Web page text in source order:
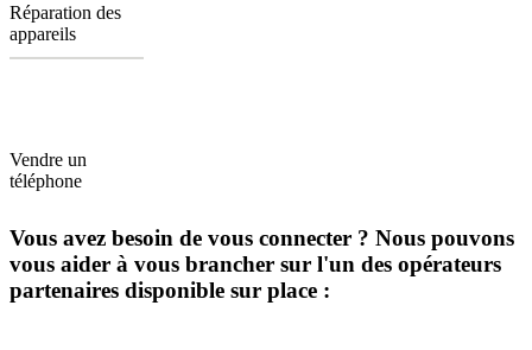
Réparation des
appareils
Vendre un
téléphone
Vous avez besoin de vous connecter ? Nous pouvons
vous aider à vous brancher sur l'un des opérateurs
partenaires disponible sur place :